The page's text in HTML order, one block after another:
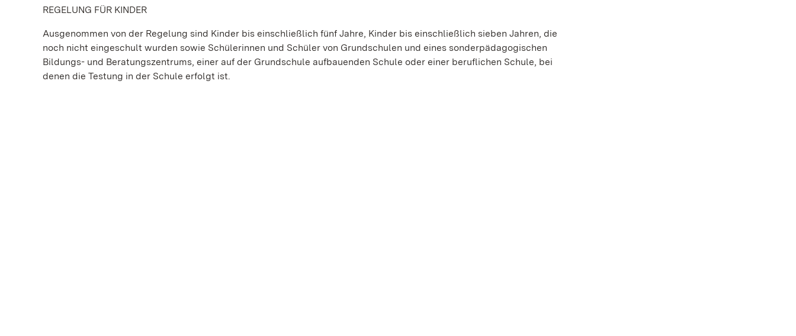
REGELUNG FÜR KINDER
Ausgenommen von der Regelung sind Kinder bis einschließlich fünf Jahre, Kinder bis einschließlich sieben Jahren, die
noch nicht eingeschult wurden sowie Schülerinnen und Schüler von Grundschulen und eines sonderpädagogischen
Bildungs- und Beratungszentrums, einer auf der Grundschule aufbauenden Schule oder einer beruflichen Schule, bei
denen die Testung in der Schule erfolgt ist.